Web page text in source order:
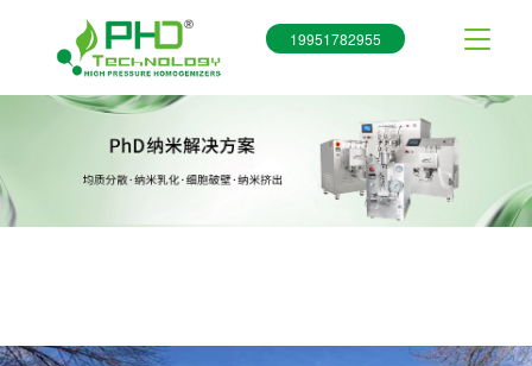
19951782955